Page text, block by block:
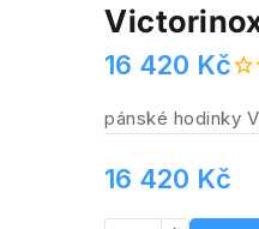
16 420 Kč
pánské hodinky
16 420 Kč